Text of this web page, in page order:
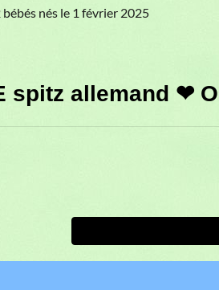
bébés nés le 1 février 2025
spitz allemand ❤